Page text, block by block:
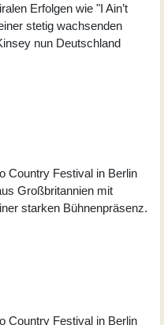
Erfolgen wie "I Ain’t
stetig wachsenden
nun Deutschland
Country Festival in Berlin
Großbritannien mit
starken Bühnenpräsenz.
Country Festival in Berlin